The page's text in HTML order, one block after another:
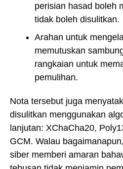
perisian hasad boleh
tidak boleh disulitkan.
Arahan untuk
memutuskan
rangkaian untuk
pemulihan.
Nota tersebut juga
disulitkan menggunakan
lanjutan: XChaCha20,
GCM. Walau
siber memberi amaran